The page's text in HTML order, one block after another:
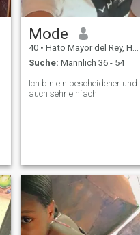
Mode
40 • Hato Mayor del Rey, Hato Mayor, Dom. Rep.
Suche: Männlich 36 - 54
Ich bin ein bescheidener und
auch sehr einfach